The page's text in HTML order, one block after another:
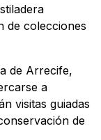
de colecciones
de Arrecife,
a
visitas guiadas
de